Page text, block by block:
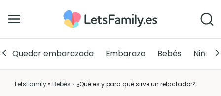
Quedar embarazada Embarazo Bebés Niños
LetsFamily» Bebés » ¿Qué es y para qué sirve un relactador?